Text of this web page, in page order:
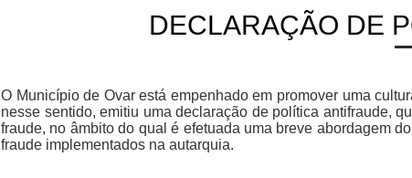
DECLARAÇÃO DE
O Município de Ovar está empenhado em promover uma
nesse sentido, emitiu uma declaração de política antifraude,
fraude, no âmbito do qual é efetuada uma breve abordagem
fraude implementados na autarquia.